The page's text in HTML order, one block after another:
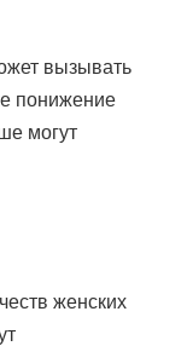
вызывать
понижение
могут
женских